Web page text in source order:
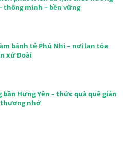
thông minh – bền vững
bánh tẻ Phú Nhi – nơi lan tỏa
xứ Đoài
bần Hưng Yên – thức quà quê giản
thương nhớ